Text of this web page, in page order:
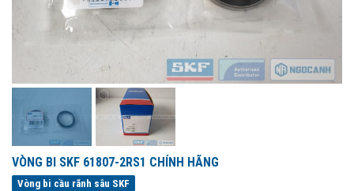
VÒNG BI SKF 61807-2RS1 CHÍNH HÃNG
Vòng bi cầu rãnh sâu SKF